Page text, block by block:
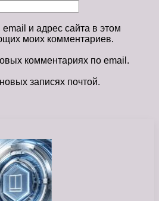
и адрес сайта в этом
моих комментариев.
комментариях по email.
записях почтой.